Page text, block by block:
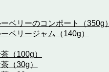
ベリーのコンポート（350g）
ベリージャム（140g）
（100g）
（30g）